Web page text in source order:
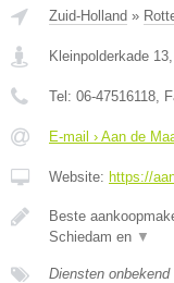
Zuid-Holland »
Kleinpolderkade 13,
Tel: 06-47516118,
E-mail › Aan de
Website: https://
Beste
Schiedam en ▼
Diensten onbekend